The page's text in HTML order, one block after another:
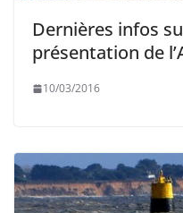
Dernières infos
présentation de
10/03/2016